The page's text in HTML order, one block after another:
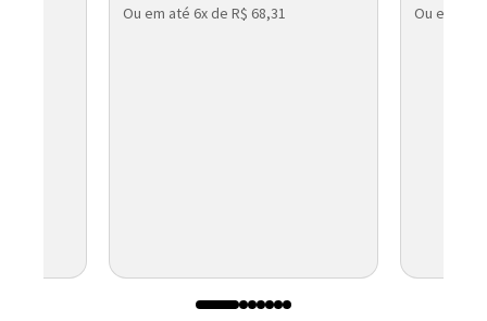
Ou em até 6x de R$ 68,31 Ou em até